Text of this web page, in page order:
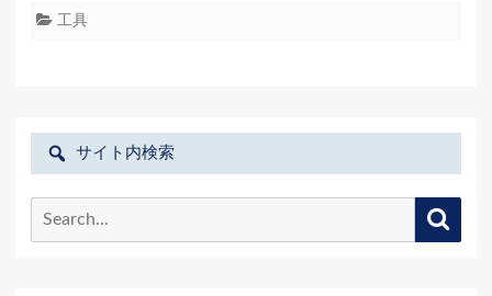
工具
サイト内検索